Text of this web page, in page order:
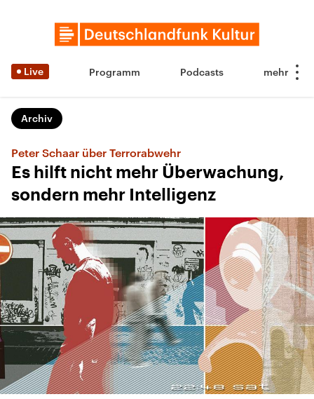
Live Programm Podcasts
Archiv
Peter Schaar über Terrorabwehr
Es hilft nicht mehr Überwachung,
sondern mehr Intelligenz